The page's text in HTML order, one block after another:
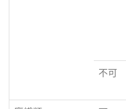
不可